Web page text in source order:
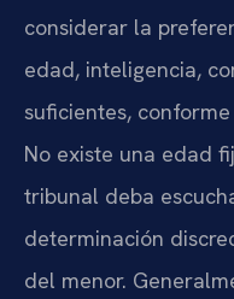
considerar la
edad, inteligencia,
suficientes,
No existe una edad
tribunal deba
determinación
del menor.